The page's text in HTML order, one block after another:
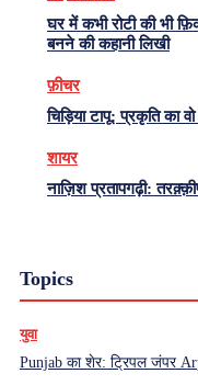
घर में कभी रोटी की भी
बनने की कहानी लिखी
फ़ीचर
चिड़िया टापू: प्रकृति का
शायर
नाज़िश प्रतापगढ़ी:
Topics
युवा
Punjab का शेर: ट्रिपल जंपर